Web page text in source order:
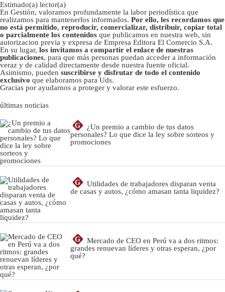
Estimado(a) lector(a)
En Gestión, valoramos profundamente la labor periodística que
realizamos para mantenerlos informados. Por ello, les recordamos que
no está permitido, reproducir, comercializar, distribuir, copiar total
o parcialmente los contenidos que publicamos en nuestra web, sin
autorizacion previa y expresa de Empresa Editora El Comercio S.A.
En su lugar, los invitamos a compartir el enlace de nuestras
publicaciones, para que más personas puedan acceder a información
veraz y de calidad directamente desde nuestra fuente oficial.
Asimismo, pueden suscribirse y disfrutar de todo el contenido
exclusivo que elaboramos para Uds.
Gracias por ayudarnos a proteger y valorar este esfuerzo.
últimas noticias
G
¿Un premio a cambio de tus datos
personales? Lo que dice la ley sobre sorteos y
promociones
G
Utilidades de trabajadores disparan venta
de casas y autos, ¿cómo amasan tanta liquidez?
G
Mercado de CEO en Perú va a dos ritmos:
grandes renuevan líderes y otras esperan, ¿por
qué?